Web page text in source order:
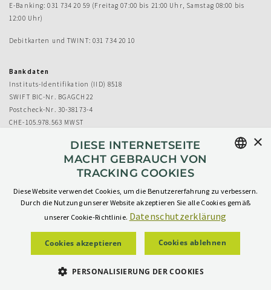
E-Banking: 031 734 20 59 (Freitag 07:00 bis 21:00 Uhr, Samstag 08:00 bis
12:00 Uhr)
Debitkarten und TWINT: 031 734 20 10
Bankdaten
Instituts-Identifikation (IID) 8518
SWIFT BIC-Nr. BGAGCH22
Postcheck-Nr. 30-38173-4
CHE-105.978.563 MWST
GERMAN
×
DIESE INTERNETSEITE
MACHT GEBRAUCH VON
TRACKING COOKIES
Diese Website verwendet Cookies, um die Benutzererfahrung zu verbessern.
Durch die Nutzung unserer Website akzeptieren Sie alle Cookies gemäß
unserer Cookie-Richtlinie. Datenschutzerklärung
Cookies akzeptieren Cookies ablehnen
PERSONALISIERUNG DER COOKIES